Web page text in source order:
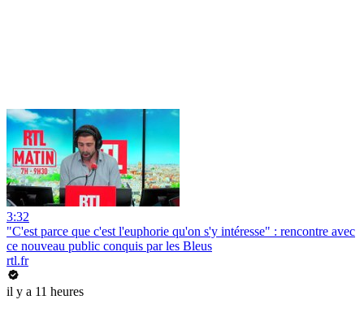
3:32
"C'est parce que c'est l'euphorie qu'on s'y intéresse" : rencontre avec
ce nouveau public conquis par les Bleus
rtl.fr
il y a 11 heures